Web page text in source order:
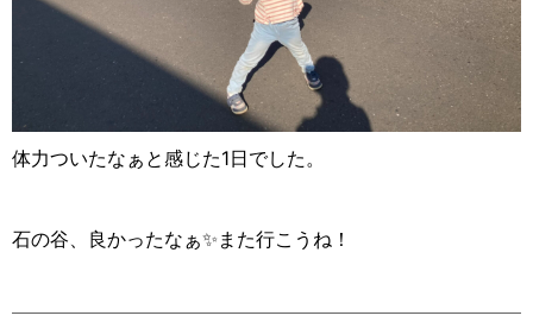
体力ついたなぁと感じた1日でした。
石の谷、良かったなぁ✨また行こうね！